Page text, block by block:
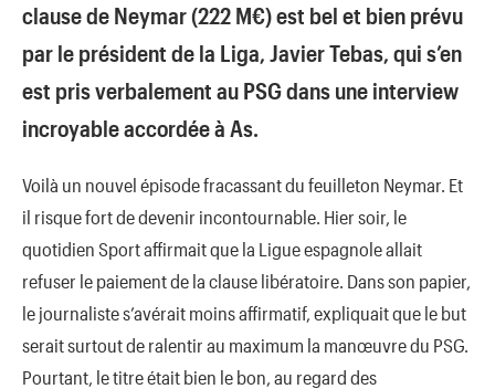
clause de Neymar (222 M€) est bel et bien prévu
par le président de la Liga, Javier Tebas, qui s’en
est pris verbalement au PSG dans une interview
incroyable accordée à As.
Voilà un nouvel épisode fracassant du feuilleton Neymar. Et
il risque fort de devenir incontournable. Hier soir, le
quotidien Sport affirmait que la Ligue espagnole allait
refuser le paiement de la clause libératoire. Dans son papier,
le journaliste s’avérait moins affirmatif, expliquait que le but
serait surtout de ralentir au maximum la manœuvre du PSG.
Pourtant, le titre était bien le bon, au regard des